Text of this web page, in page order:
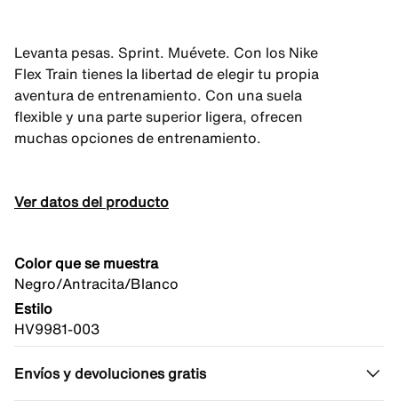
Levanta pesas. Sprint. Muévete. Con los Nike
Flex Train tienes la libertad de elegir tu propia
aventura de entrenamiento. Con una suela
flexible y una parte superior ligera, ofrecen
muchas opciones de entrenamiento.
Ver datos del producto
Color que se muestra
Negro/Antracita/Blanco
Estilo
HV9981-003
Envíos y devoluciones gratis